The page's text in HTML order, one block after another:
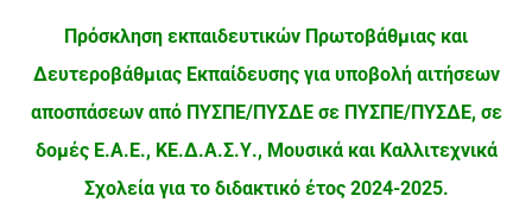
Πρόσκληση εκπαιδευτικών Πρωτοβάθμιας και
Δευτεροβάθμιας Εκπαίδευσης για υποβολή αιτήσεων
αποσπάσεων από ΠΥΣΠΕ/ΠΥΣΔΕ σε ΠΥΣΠΕ/ΠΥΣΔΕ, σε
δομές Ε.Α.Ε., ΚΕ.Δ.Α.Σ.Υ., Μουσικά και Καλλιτεχνικά
Σχολεία για το διδακτικό έτος 2024-2025.